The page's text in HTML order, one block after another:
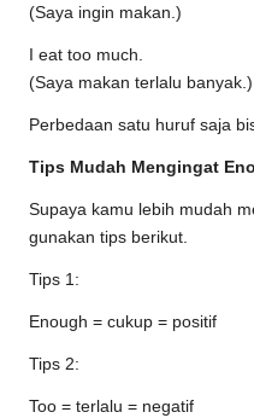
(Saya ingin makan.)
I eat too much.
(Saya makan terlalu banyak.)
Perbedaan satu huruf saja
Tips Mudah Mengingat
Supaya kamu lebih mudah
gunakan tips berikut.
Tips 1:
Enough = cukup = positif
Tips 2:
Too = terlalu = negatif